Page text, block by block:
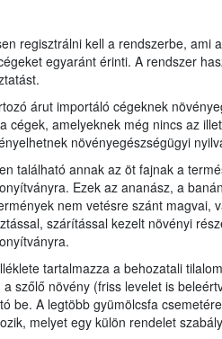
regisztrálni kell a rendszerbe, ami
egyaránt érinti. A rendszer
árut importáló cégeknek
cégek, amelyeknek még nincs az
növényegészségügyi
található annak az öt fajnak a
Ezek az ananász, a
nem vetésre szánt magvai,
szárítással kezelt növényi
tartalmazza a behozatali
szőlő növény (friss levelet is
be. A legtöbb gyümölcsfa
melyet egy külön rendelet